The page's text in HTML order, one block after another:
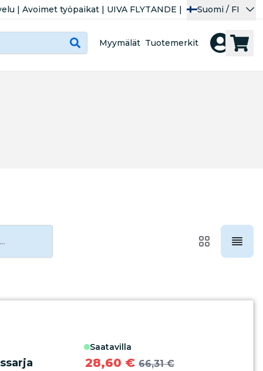
| Avoimet työpaikat | UIVA FLYTANDE | Suomi / FI
Myymälät Tuotemerkit
saatavilla
28,60 € 66,31 €